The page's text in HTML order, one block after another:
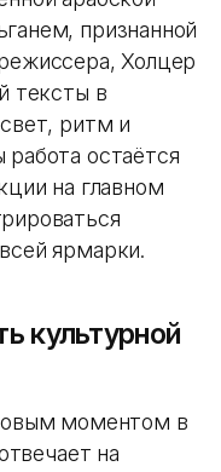
признанной
Холцер
тексты в
ритм и
остаётся
на главном
ярмарки.
культурной
моментом в
на